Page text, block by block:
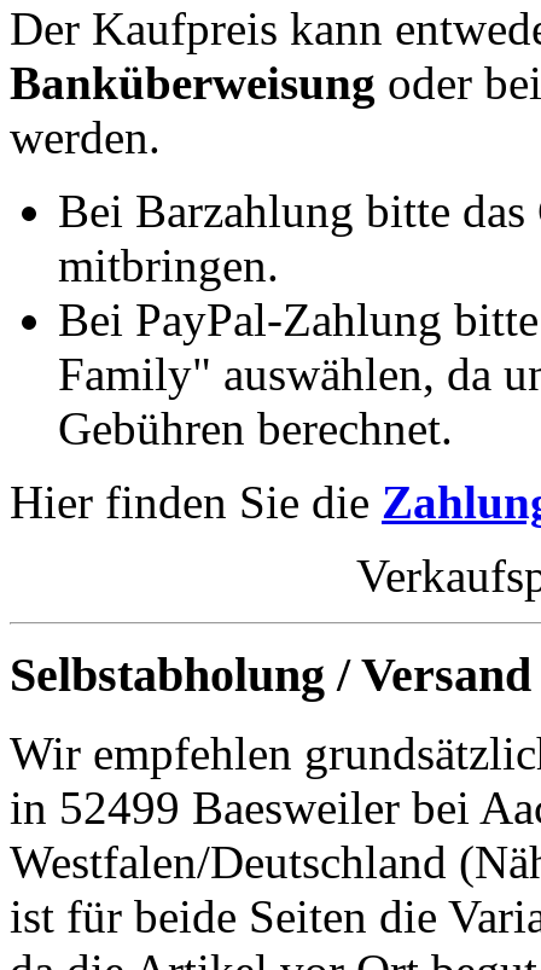
Der Kaufpreis kann
Banküberweisung oder
werden.
Bei Barzahlung bitte
mitbringen.
Bei PayPal-Zahlung
Family" auswählen, da
Gebühren berechnet.
Hier finden Sie die
Selbstabholung / Versand
Wir empfehlen
in 52499 Baesweiler bei
Westfalen/Deutschland
ist für beide Seiten die